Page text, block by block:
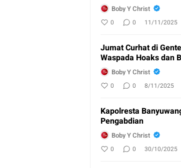
Boby Y Christ
0 0 11/11/2025
Jumat Curhat di
Waspada Hoaks dan
Boby Y Christ
0 0 8/11/2025
Kapolresta
Pengabdian
Boby Y Christ
0 0 30/10/2025